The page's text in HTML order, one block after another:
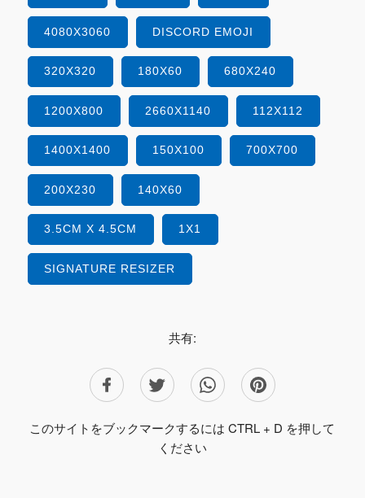
4080X3060 DISCORD EMOJI
320X320 180X60 680X240
1200X800 2660X1140 112X112
1400X1400 150X100 700X700
200X230 140X60
3.5CM X 4.5CM 1X1
SIGNATURE RESIZER
共有:
このサイトをブックマークするには CTRL + D を押して
ください